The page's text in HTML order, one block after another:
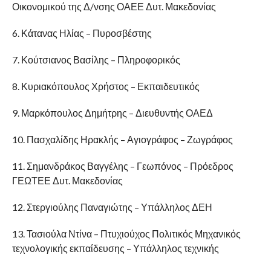
Οικονομικού της Δ/νσης ΟΑΕΕ Δυτ. Μακεδονίας
6. Κάτανας Ηλίας – Πυροσβέστης
7. Κούτσιανος Βασίλης – Πληροφορικός
8. Κυριακόπουλος Χρήστος – Εκπαιδευτικός
9. Μαρκόπουλος Δημήτρης – Διευθυντής ΟΑΕΔ
10. Πασχαλίδης Ηρακλής – Αγιογράφος – Ζωγράφος
11. Σημανδράκος Βαγγέλης – Γεωπόνος – Πρόεδρος
ΓΕΩΤΕΕ Δυτ. Μακεδονίας
12. Στεργιούλης Παναγιώτης – Υπάλληλος ΔΕΗ
13. Τασιούλα Ντίνα – Πτυχιούχος Πολιτικός Μηχανικός
τεχνολογικής εκπαίδευσης – Υπάλληλος τεχνικής